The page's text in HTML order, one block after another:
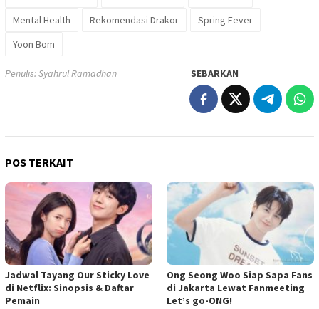
Mental Health
Rekomendasi Drakor
Spring Fever
Yoon Bom
Penulis: Syahrul Ramadhan SEBARKAN
POS TERKAIT
Jadwal Tayang Our Sticky Love
di Netflix: Sinopsis & Daftar
Pemain
Ong Seong Woo Siap Sapa Fans
di Jakarta Lewat Fanmeeting
Let’s go-ONG!